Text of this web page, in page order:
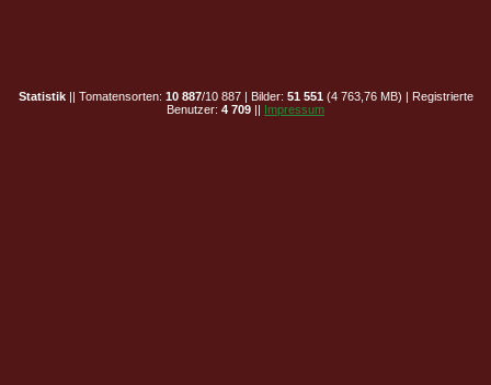
Statistik|| Tomatensorten: 10 887/10 887 | Bilder: 51 551 (4 763,76 MB) | Registrierte
Benutzer: 4 709 || Impressum